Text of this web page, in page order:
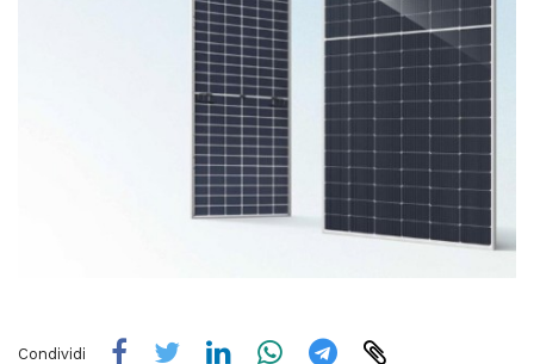
Condividi